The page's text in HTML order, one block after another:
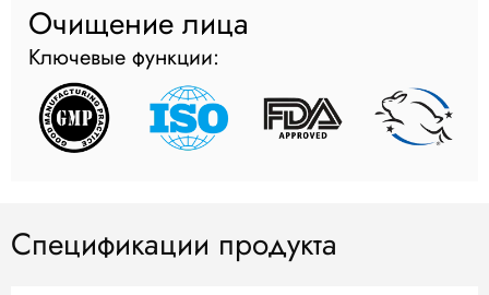
Очищение лица
Ключевые функции:
Спецификации продукта